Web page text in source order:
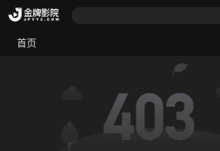
首页